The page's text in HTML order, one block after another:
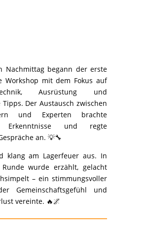
Nachmittag begann der erste
Workshop mit dem Fokus auf
Ausrüstung und
Tipps. Der Austausch zwischen
und Experten brachte
Erkenntnisse und regte
an. 💡🔧
klang am Lagerfeuer aus. In
Runde wurde erzählt, gelacht
– ein stimmungsvoller
Gemeinschaftsgefühl und
vereinte. 🔥🌌